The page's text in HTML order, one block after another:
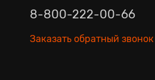
8-800-222-00-66
Заказать обратный звонок